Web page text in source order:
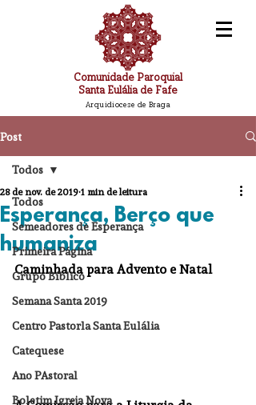
Comunidade Paroquial
Santa Eulália de Fafe
Arquidiocese de Braga
Post
Todos
Semeadores de Esperança
Primeira Página
Grupo Bíblico
Semana Santa 2019
Centro Pastorla Santa Eulália
Catequese
Ano PAstoral
Boletim Igreja Nova
Todos
Esperança, Berço que
humaniza
28 de nov. de 2019 1 min de leitura
Caminhada para Advento e Natal